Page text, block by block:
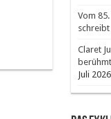
Vom
Claret
Juli 2026